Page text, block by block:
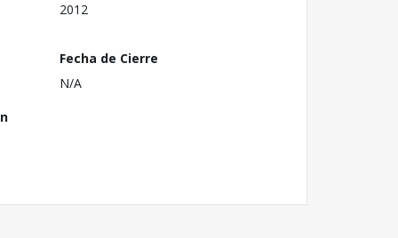
2012
Fecha de Cierre
N/A